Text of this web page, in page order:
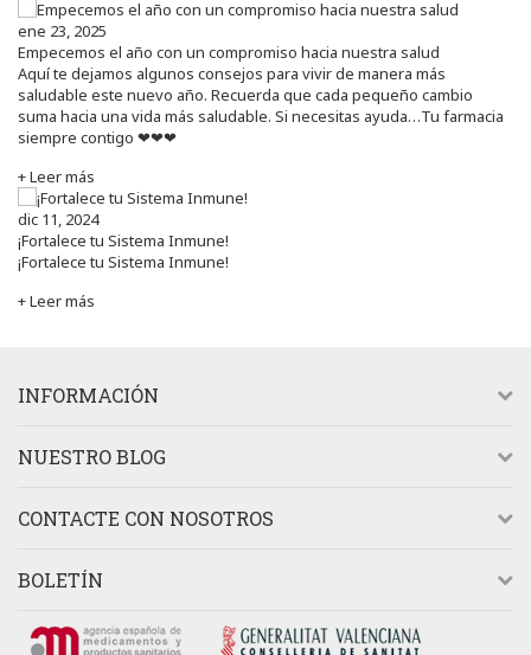
ene 23, 2025
Empecemos el año con un compromiso hacia nuestra salud
Aquí te dejamos algunos consejos para vivir de manera más
saludable este nuevo año. Recuerda que cada pequeño cambio
suma hacia una vida más saludable. Si necesitas ayuda…Tu farmacia
siempre contigo ❤❤❤
+ Leer más
dic 11, 2024
¡Fortalece tu Sistema Inmune!
¡Fortalece tu Sistema Inmune!
+ Leer más
INFORMACIÓN
NUESTRO BLOG
CONTACTE CON NOSOTROS
BOLETÍN